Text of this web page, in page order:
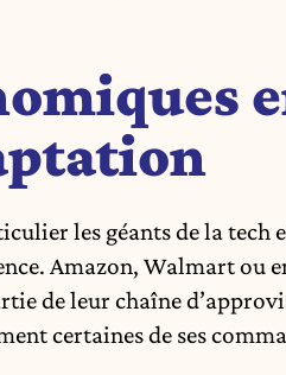
les géants de la
Amazon, Walmart ou
de leur chaîne
certaines de ses